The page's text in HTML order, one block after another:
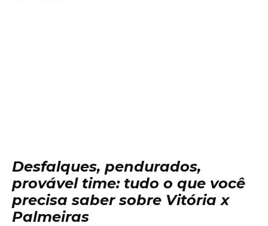
Desfalques, pendurados,
provável time: tudo o que você
precisa saber sobre Vitória x
Palmeiras